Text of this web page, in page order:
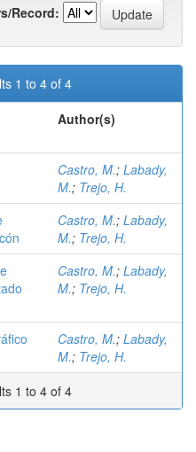
Record:
1 to 4 of 4
Author(s)
Castro, M.; Labady,
M.; Trejo, H.
Castro, M.; Labady,
M.; Trejo, H.
Castro, M.; Labady,
M.; Trejo, H.
Castro, M.; Labady,
M.; Trejo, H.
1 to 4 of 4